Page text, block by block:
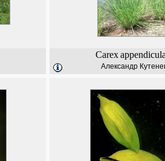
Carex
Александр